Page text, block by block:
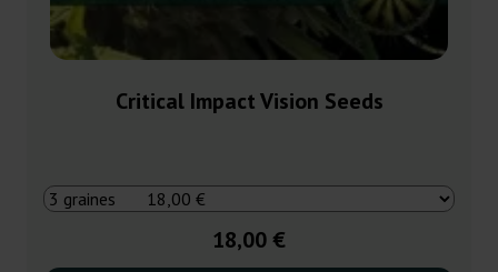
Critical Impact Vision Seeds
18,00 €